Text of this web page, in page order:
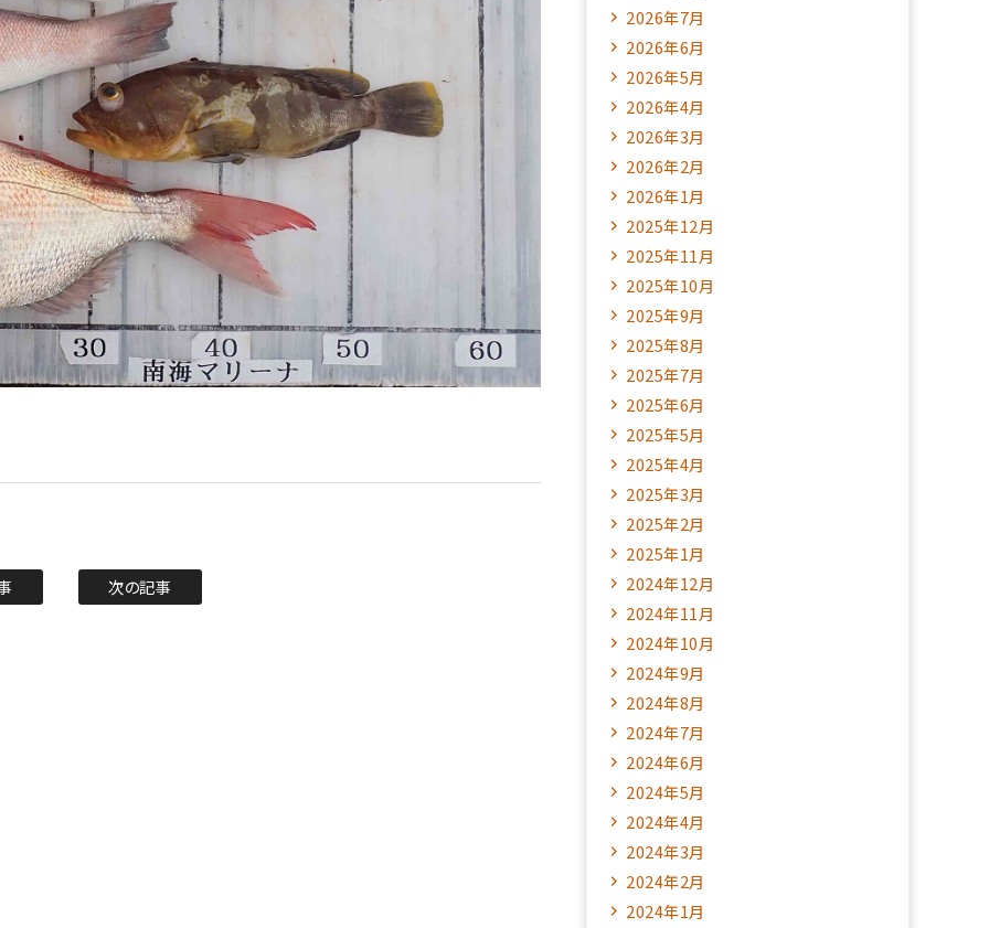
次の記事
2026年7月
2026年6月
2026年5月
2026年4月
2026年3月
2026年2月
2026年1月
2025年12月
2025年11月
2025年10月
2025年9月
2025年8月
2025年7月
2025年6月
2025年5月
2025年4月
2025年3月
2025年2月
2025年1月
2024年12月
2024年11月
2024年10月
2024年9月
2024年8月
2024年7月
2024年6月
2024年5月
2024年4月
2024年3月
2024年2月
2024年1月